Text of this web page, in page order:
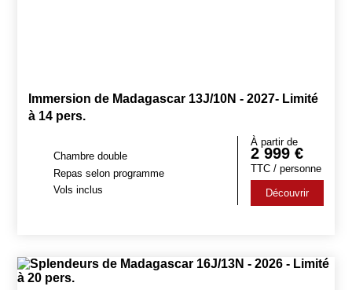
Immersion de Madagascar 13J/10N - 2027- Limité
à 14 pers.
Chambre double
Repas selon programme
Vols inclus
À partir de
2 999 €
TTC / personne
Découvrir